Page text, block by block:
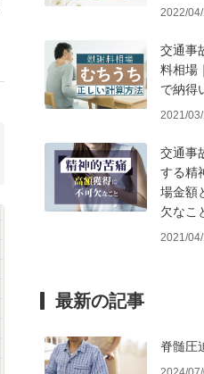
2022/
交通事
料相場
で納得
2021/
交通事
する精
場金額
欠なこ
2021/
最新の記事
脊髄圧